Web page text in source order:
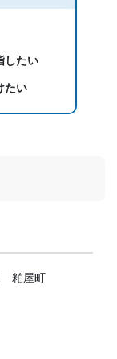
したい
たい
粕屋町